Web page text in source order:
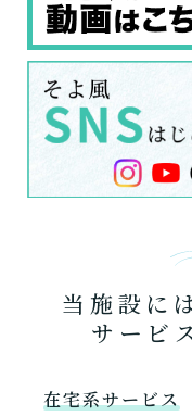
当施設に
サービ
在宅系サービス